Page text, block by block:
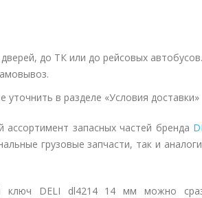
до ТК или до рейсовых автобусов.
в разделе «Условия доставки»
запасных частей бренда
грузовые запчасти, так и
ключ DELI dl4214 14 мм можно